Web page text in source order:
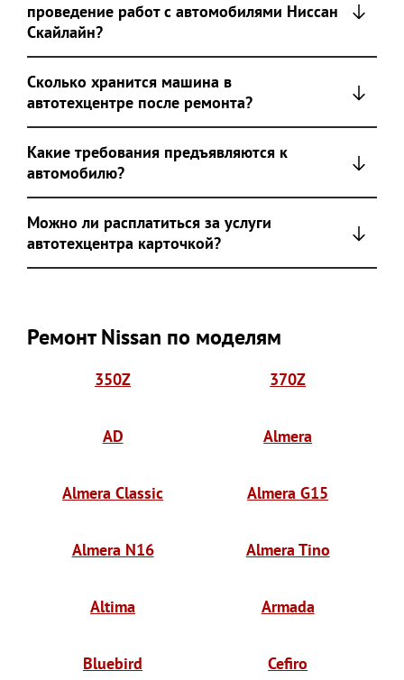
проведение работ с автомобилями Ниссан
Скайлайн?
Сколько хранится машина в
автотехцентре после ремонта?
Какие требования предъявляются к
автомобилю?
Можно ли расплатиться за услуги
автотехцентра карточкой?
Ремонт Nissan по моделям
350Z 370Z
AD Almera
Almera Classic Almera G15
Almera N16 Almera Tino
Altima Armada
Bluebird Cefiro